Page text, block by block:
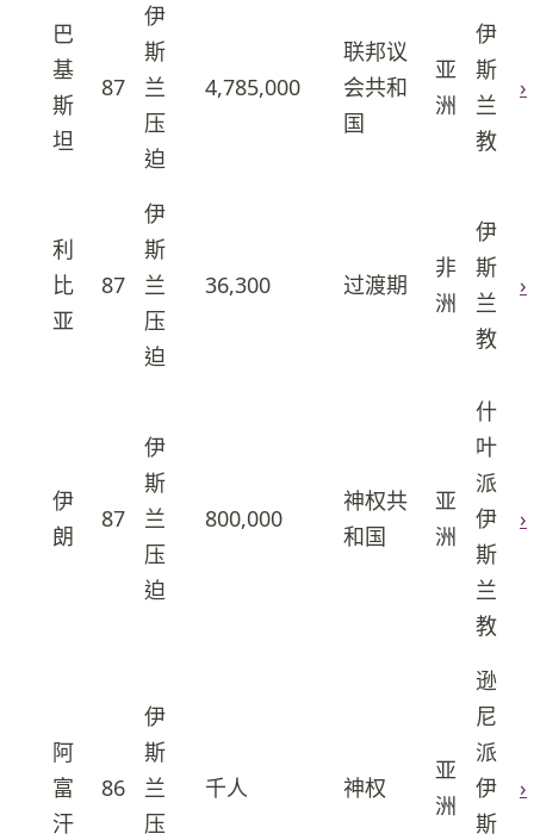
巴
基
斯
坦
87
伊
斯
兰
压
迫
4,785,000
联邦议
会共和
国
亚
洲
伊
斯
兰
教
›
利
比
亚
87
伊
斯
兰
压
迫
36,300 过渡期
非
洲
伊
斯
兰
教
›
伊
朗
87
伊
斯
兰
压
迫
800,000
神权共
和国
亚
洲
什
叶
派
伊
斯
兰
教
›
阿
富
汗
86
伊
斯
兰
压
千人 神权
亚
洲
逊
尼
派
伊
斯
›